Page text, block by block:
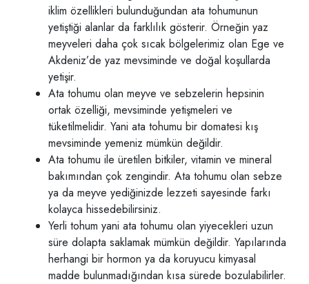
iklim özellikleri bulunduğundan ata tohumunun
yetiştiği alanlar da farklılık gösterir. Örneğin yaz
meyveleri daha çok sıcak bölgelerimiz olan Ege ve
Akdeniz’de yaz mevsiminde ve doğal koşullarda
yetişir.
Ata tohumu olan meyve ve sebzelerin hepsinin
ortak özelliği, mevsiminde yetişmeleri ve
tüketilmelidir. Yani ata tohumu bir domatesi kış
mevsiminde yemeniz mümkün değildir.
Ata tohumu ile üretilen bitkiler, vitamin ve mineral
bakımından çok zengindir. Ata tohumu olan sebze
ya da meyve yediğinizde lezzeti sayesinde farkı
kolayca hissedebilirsiniz.
Yerli tohum yani ata tohumu olan yiyecekleri uzun
süre dolapta saklamak mümkün değildir. Yapılarında
herhangi bir hormon ya da koruyucu kimyasal
madde bulunmadığından kısa sürede bozulabilirler.